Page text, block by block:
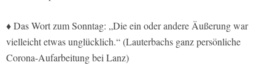
♦ Das Wort zum Sonntag: „Die ein oder andere Äußerung war
vielleicht etwas unglücklich.“ (Lauterbachs ganz persönliche
Corona-Aufarbeitung bei Lanz)